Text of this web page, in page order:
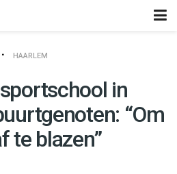
HAARLEM
in
“Om
te blazen”